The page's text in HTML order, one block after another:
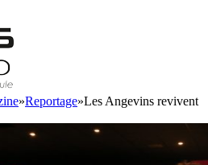
»Reportage»Les Angevins revivent